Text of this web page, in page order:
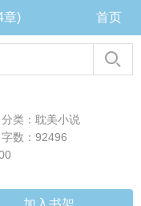
章) 首页
分类：耽美小说
字数：92496